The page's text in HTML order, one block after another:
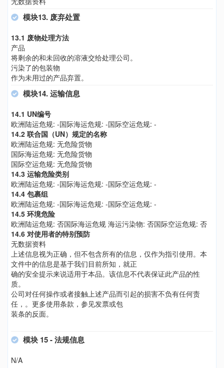
模块13. 废弃处置
13.1 废物处理方法
产品
将剩余的和未回收的溶液交给处理公司。
污染了的包装物
作为未用过的产品弃置。
模块14. 运输信息
14.1 UN编号
欧洲陆运危规: -国际海运危规: -国际空运危规: -
14.2 联合国（UN）规定的名称
欧洲陆运危规: 无危险货物
国际海运危规: 无危险货物
国际空运危规: 无危险货物
14.3 运输危险类别
欧洲陆运危规: -国际海运危规: -国际空运危规: -
14.4 包裹组
欧洲陆运危规: -国际海运危规: -国际空运危规: -
14.5 环境危险
欧洲陆运危规: 否国际海运危规 海运污染物: 否国际空运危规: 否
14.6 对使用者的特别预防
无数据资料
上述信息视为正确，但不包含所有的信息，仅作为指引使用。本
文件中的信息是基于我们目前所知，就正
确的安全提示来说适用于本品。该信息不代表保证此产品的性
质。
公司对任何操作或者接触上述产品而引起的损害不负有任何责
任，。更多使用条款，参见发票或包
装条的反面。
模块 15 - 法规信息
N/A